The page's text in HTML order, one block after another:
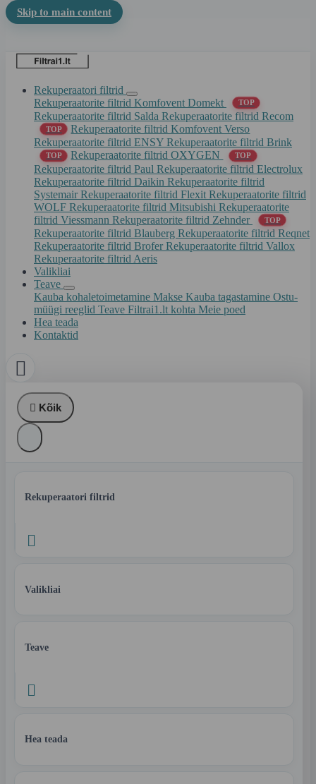
Skip to main content
Rekuperaatori filtrid
Rekuperaatorite filtrid Komfovent Domekt
TOP
Rekuperaatorite filtrid Salda Rekuperaatorite filtrid Recom
TOP
Rekuperaatorite filtrid Komfovent Verso
Rekuperaatorite filtrid ENSY Rekuperaatorite filtrid Brink
TOP Rekuperaatorite filtrid OXYGEN TOP
Rekuperaatorite filtrid Paul Rekuperaatorite filtrid Electrolux
Rekuperaatorite filtrid Daikin Rekuperaatorite filtrid
Systemair Rekuperaatorite filtrid Flexit Rekuperaatorite filtrid
WOLF Rekuperaatorite filtrid Mitsubishi Rekuperaatorite
filtrid Viessmann Rekuperaatorite filtrid Zehnder TOP
Rekuperaatorite filtrid Blauberg Rekuperaatorite filtrid Reqnet
Rekuperaatorite filtrid Brofer Rekuperaatorite filtrid Vallox
Rekuperaatorite filtrid Aeris
Valikliai
Teave
Kauba kohaletoimetamine Makse Kauba tagastamine Ostu-
müügi reeglid Teave Filtrai1.lt kohta Meie poed
Hea teada
Kontaktid

 Kõik
Rekuperaatori filtrid

Valikliai
Teave

Hea teada